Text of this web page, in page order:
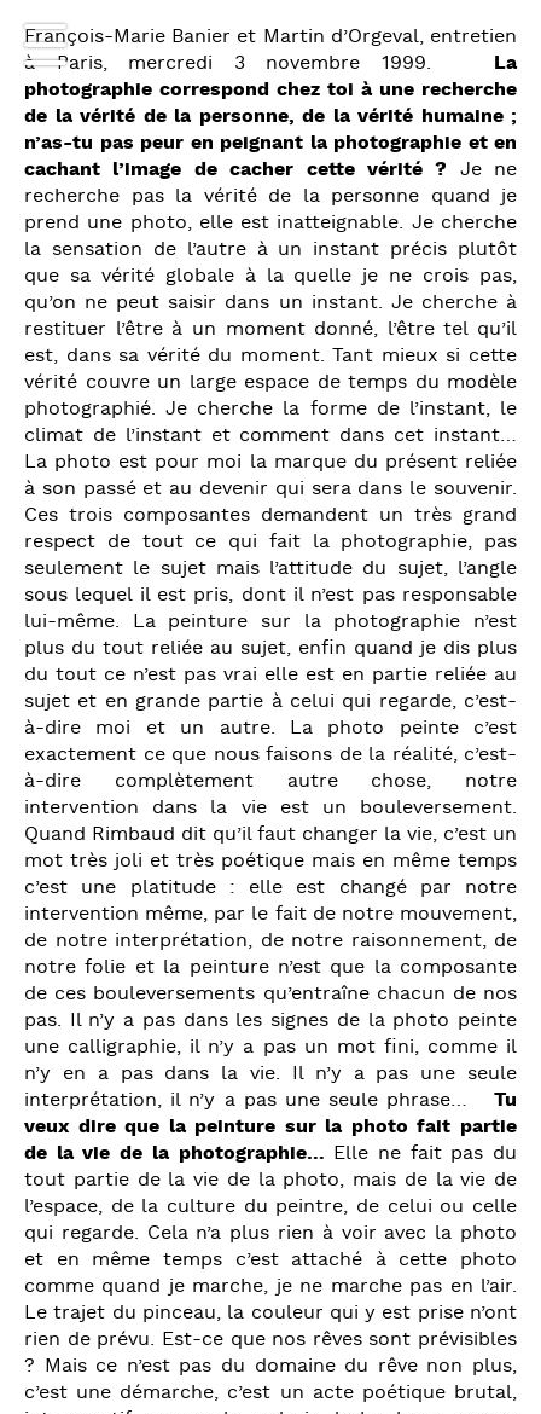
François-Marie Banier et Martin d’Orgeval, entretien
à Paris, mercredi 3 novembre 1999. La
photographie correspond chez toi à une recherche
de la vérité de la personne, de la vérité humaine ;
n’as-tu pas peur en peignant la photographie et en
cachant l’image de cacher cette vérité ? Je ne
recherche pas la vérité de la personne quand je
prend une photo, elle est inatteignable. Je cherche
la sensation de l’autre à un instant précis plutôt
que sa vérité globale à la quelle je ne crois pas,
qu’on ne peut saisir dans un instant. Je cherche à
restituer l’être à un moment donné, l’être tel qu’il
est, dans sa vérité du moment. Tant mieux si cette
vérité couvre un large espace de temps du modèle
photographié. Je cherche la forme de l’instant, le
climat de l’instant et comment dans cet instant…
La photo est pour moi la marque du présent reliée
à son passé et au devenir qui sera dans le souvenir.
Ces trois composantes demandent un très grand
respect de tout ce qui fait la photographie, pas
seulement le sujet mais l’attitude du sujet, l’angle
sous lequel il est pris, dont il n’est pas responsable
lui-même. La peinture sur la photographie n’est
plus du tout reliée au sujet, enfin quand je dis plus
du tout ce n’est pas vrai elle est en partie reliée au
sujet et en grande partie à celui qui regarde, c’est-
à-dire moi et un autre. La photo peinte c’est
exactement ce que nous faisons de la réalité, c’est-
à-dire complètement autre chose, notre
intervention dans la vie est un bouleversement.
Quand Rimbaud dit qu’il faut changer la vie, c’est un
mot très joli et très poétique mais en même temps
c’est une platitude : elle est changé par notre
intervention même, par le fait de notre mouvement,
de notre interprétation, de notre raisonnement, de
notre folie et la peinture n’est que la composante
de ces bouleversements qu’entraîne chacun de nos
pas. Il n’y a pas dans les signes de la photo peinte
une calligraphie, il n’y a pas un mot fini, comme il
n’y en a pas dans la vie. Il n’y a pas une seule
interprétation, il n’y a pas une seule phrase… Tu
veux dire que la peinture sur la photo fait partie
de la vie de la photographie… Elle ne fait pas du
tout partie de la vie de la photo, mais de la vie de
l’espace, de la culture du peintre, de celui ou celle
qui regarde. Cela n’a plus rien à voir avec la photo
et en même temps c’est attaché à cette photo
comme quand je marche, je ne marche pas en l’air.
Le trajet du pinceau, la couleur qui y est prise n’ont
rien de prévu. Est-ce que nos rêves sont prévisibles
? Mais ce n’est pas du domaine du rêve non plus,
c’est une démarche, c’est un acte poétique brutal,